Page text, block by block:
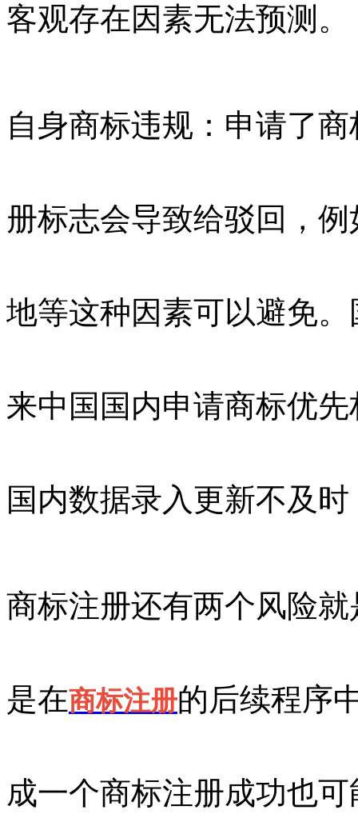
客观存在因素无法预测。
自身商标违规：申请了
册标志会导致给驳回，
地等这种因素可以避免
来中国国内申请商标优
国内数据录入更新不及
商标注册还有两个风险
是在商标注册的后续程序
成一个商标注册成功也